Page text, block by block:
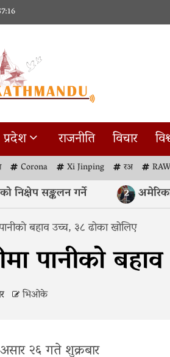
प्रदेश राजनीति विचार
Corona Xi Jinping रअ
निक्षेप सङ्कलन गर्ने 2
बहाव उच्च, ३८ ढोका खोलिए
पानीकाे
भिओके
२६ गते शुक्रबार